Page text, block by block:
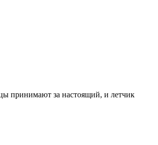
принимают за настоящий, и летчик